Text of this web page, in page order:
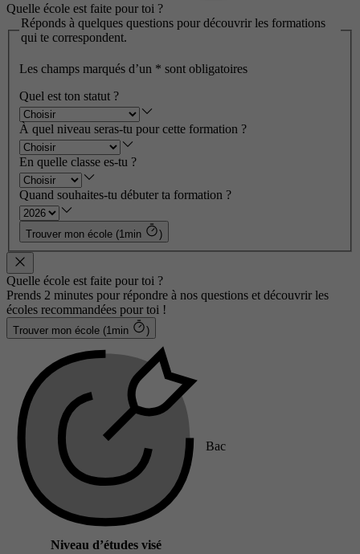
Quelle école est faite pour toi ?
Réponds à quelques questions pour découvrir les formations
qui te correspondent.
Les champs marqués d’un * sont obligatoires
Quel est ton statut ?
À quel niveau seras-tu pour cette formation ?
En quelle classe es-tu ?
Quand souhaites-tu débuter ta formation ?
Trouver mon école (1min )
Quelle école est faite pour toi ?
Prends 2 minutes pour répondre à nos questions et découvrir les
écoles recommandées pour toi !
Trouver mon école (1min )
Niveau d’études visé
Bac